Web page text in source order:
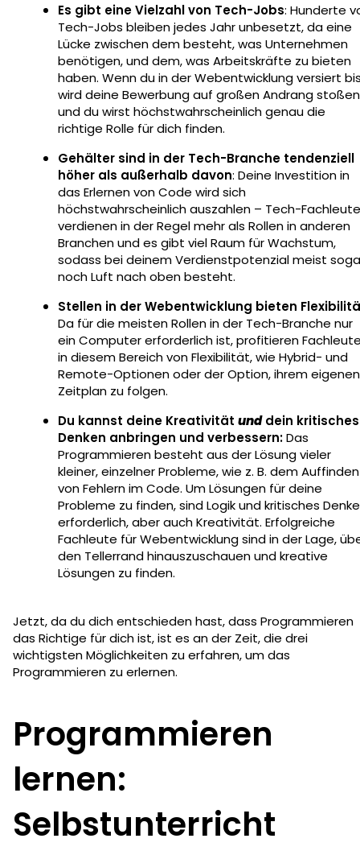
Es gibt eine Vielzahl von Tech-Jobs: Hunderte
Tech-Jobs bleiben jedes Jahr unbesetzt, da eine
Lücke zwischen dem besteht, was Unternehmen
benötigen, und dem, was Arbeitskräfte zu bieten
haben. Wenn du in der Webentwicklung versiert
wird deine Bewerbung auf großen Andrang stoßen
und du wirst höchstwahrscheinlich genau die
richtige Rolle für dich finden.
Gehälter sind in der Tech-Branche tendenziell
höher als außerhalb davon: Deine Investition in
das Erlernen von Code wird sich
höchstwahrscheinlich auszahlen – Tech-Fachleute
verdienen in der Regel mehr als Rollen in anderen
Branchen und es gibt viel Raum für Wachstum,
sodass bei deinem Verdienstpotenzial meist
noch Luft nach oben besteht.
Stellen in der Webentwicklung bieten
Da für die meisten Rollen in der Tech-Branche nur
ein Computer erforderlich ist, profitieren
in diesem Bereich von Flexibilität, wie Hybrid- und
Remote-Optionen oder der Option, ihrem eigenen
Zeitplan zu folgen.
Du kannst deine Kreativität unddein kritisches
Denken anbringen und verbessern:Das
Programmieren besteht aus der Lösung vieler
kleiner, einzelner Probleme, wie z. B. dem Auffinden
von Fehlern im Code. Um Lösungen für deine
Probleme zu finden, sind Logik und kritisches
erforderlich, aber auch Kreativität. Erfolgreiche
Fachleute für Webentwicklung sind in der Lage,
den Tellerrand hinauszuschauen und kreative
Lösungen zu finden.
Jetzt, da du dich entschieden hast, dass Programmieren
das Richtige für dich ist, ist es an der Zeit, die drei
wichtigsten Möglichkeiten zu erfahren, um das
Programmieren zu erlernen.
Programmieren
lernen:
Selbstunterricht